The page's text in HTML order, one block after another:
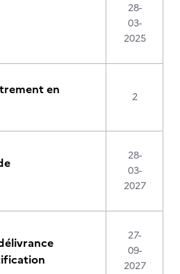
28-
03-
2025
en
2
28-
03-
2027
27-
09-
2027